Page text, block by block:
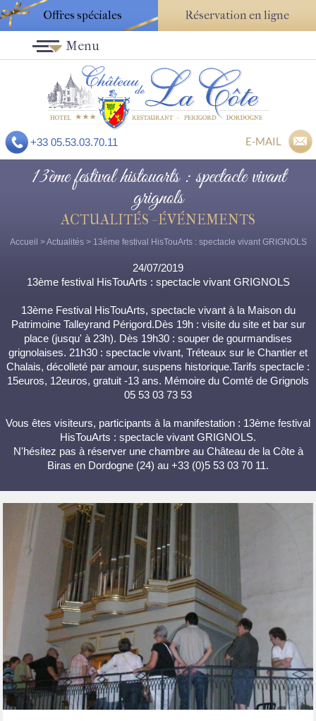
Offres spéciales Réservation en ligne
+33 05.53.03.70.11 E-MAIL
Menu
13ème festival histouarts : spectacle vivant
grignols
ACTUALITÉS - ÉVÉNEMENTS
Accueil >Actualités> 13ème festival HisTouArts : spectacle vivant GRIGNOLS
24/07/2019
13ème festival HisTouArts : spectacle vivant GRIGNOLS
13ème Festival HisTouArts, spectacle vivant à la Maison du
Patrimoine Talleyrand Périgord.Dès 19h : visite du site et bar sur
place (jusqu' à 23h). Dès 19h30 : souper de gourmandises
grignolaises. 21h30 : spectacle vivant, Tréteaux sur le Chantier et
Chalais, décolleté par amour, suspens historique.Tarifs spectacle :
15euros, 12euros, gratuit -13 ans. Mémoire du Comté de Grignols
05 53 03 73 53
Vous êtes visiteurs, participants à la manifestation : 13ème festival
HisTouArts : spectacle vivant GRIGNOLS.
N'hésitez pas à réserver une chambre au Château de la Côte à
Biras en Dordogne (24) au +33 (0)5 53 03 70 11.